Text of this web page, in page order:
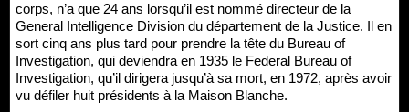
corps, n’a que 24 ans lorsqu’il est nommé directeur de la
General Intelligence Division du département de la Justice. Il en
sort cinq ans plus tard pour prendre la tête du Bureau of
Investigation, qui deviendra en 1935 le Federal Bureau of
Investigation, qu’il dirigera jusqu’à sa mort, en 1972, après avoir
vu défiler huit présidents à la Maison Blanche.